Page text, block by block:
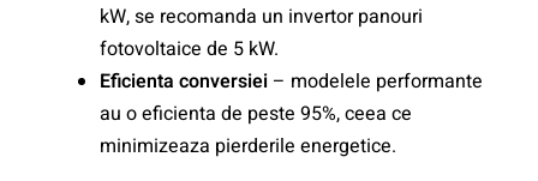
kW, se recomanda un invertor panouri
fotovoltaice de 5 kW.
Eficienta conversiei – modelele performante
au o eficienta de peste 95%, ceea ce
minimizeaza pierderile energetice.